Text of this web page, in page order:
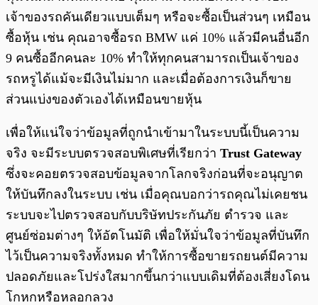
เจ้าของรถคันเดียวแบบเต็มๆ หรือจะซื้อเป็นส่วนๆ เหมือน
ซื้อหุ้น เช่น คุณอาจซื้อรถ BMW แค่ 10% แล้วมีคนอื่นอีก
9 คนซื้ออีกคนละ 10% ทำให้ทุกคนสามารถเป็นเจ้าของ
รถหรูได้แม้จะมีเงินไม่มาก และเมื่อต้องการเงินก็ขาย
ส่วนแบ่งของตัวเองได้เหมือนขายหุ้น
เพื่อให้แน่ใจว่าข้อมูลที่ถูกนำเข้ามาในระบบนี้เป็นความ
จริง จะมีระบบตรวจสอบพิเศษที่เรียกว่า Trust Gateway
ซึ่งจะคอยตรวจสอบข้อมูลจากโลกจริงก่อนที่จะอนุญาต
ให้บันทึกลงในระบบ เช่น เมื่อคุณบอกว่ารถคุณไม่เคยชน
ระบบจะไปตรวจสอบกับบริษัทประกันภัย ตำรวจ และ
ศูนย์ซ่อมต่างๆ ให้อัตโนมัติ เพื่อให้มั่นใจว่าข้อมูลที่บันทึก
ไว้เป็นความจริงทั้งหมด ทำให้การซื้อขายรถยนต์มีความ
ปลอดภัยและโปร่งใสมากขึ้นกว่าแบบเดิมที่ต้องเสี่ยงโดน
โกหกหรือหลอกลวง